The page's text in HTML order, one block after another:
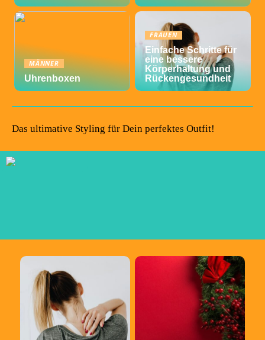
MÄNNER
Uhrenboxen
FRAUEN
Einfache Schritte für
eine bessere
Körperhaltung und
Rückengesundheit
Das ultimative Styling für Dein perfektes Outfit!